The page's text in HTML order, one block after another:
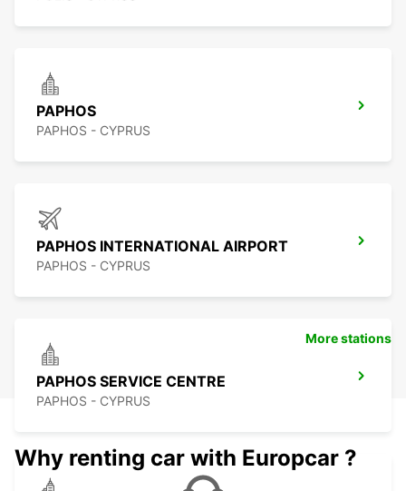
PAPHOS
PAPHOS - CYPRUS
PAPHOS INTERNATIONAL AIRPORT
PAPHOS - CYPRUS
PAPHOS SERVICE CENTRE
PAPHOS - CYPRUS
More stations
Why renting car with Europcar ?